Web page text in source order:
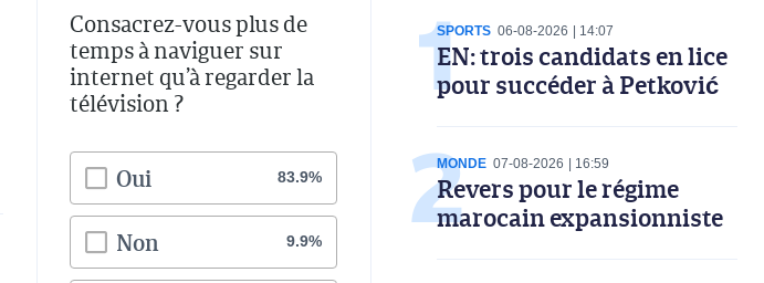
Consacrez-vous plus de
temps à naviguer sur
internet qu’à regarder la
télévision ?
Oui 83.9%
Non 9.9%
SPORTS 06-08-2026 14:07
EN: trois candidats en lice
pour succéder à Petković
MONDE 07-08-2026 16:59
Revers pour le régime
marocain expansionniste